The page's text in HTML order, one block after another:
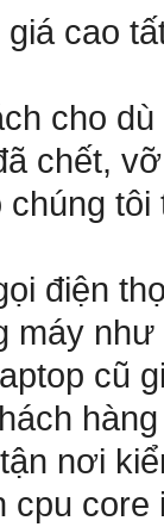
giá cao
cho
chết,
điện
máy
cũ
nơi
cpu